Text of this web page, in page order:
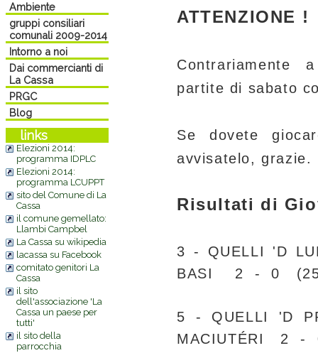
Ambiente
gruppi consiliari
comunali 2009-2014
Intorno a noi
Dai commercianti di
La Cassa
PRGC
Blog
links
Elezioni 2014:
programma IDPLC
Elezioni 2014:
programma LCUPPT
sito del Comune di La
Cassa
il comune gemellato:
Llambi Campbel
La Cassa su wikipedia
lacassa su Facebook
comitato genitori La
Cassa
il sito
dell'associazione 'La
Cassa un paese per
tutti'
il sito della
parrocchia
ATTENZIONE !
Contrariamente
partite di sabato
Se dovete
avvisatelo, grazie.
Risultati di
3 - QUELLI 'D
BASI 2 - 0 (25-
5 - QUELLI 'D
MACIUTÉRI 2 -